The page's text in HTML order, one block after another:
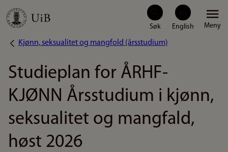
Hopp
hovedinnhold
Meny
Navigasjonssti
Kjønn, seksualitet og mangfold (årsstudium)
Studieplan for ÅRHF-
KJØNN Årsstudium i kjønn,
seksualitet og mangfald,
høst 2026